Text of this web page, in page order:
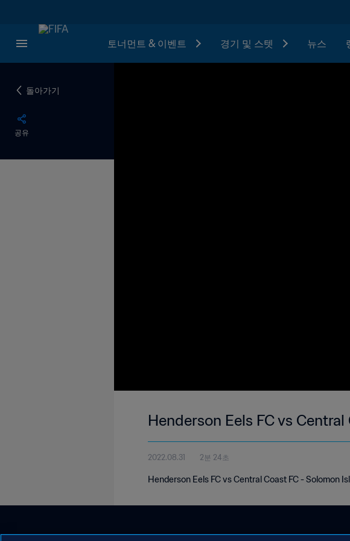
토너먼트 & 이벤트 경기 및 스텟 뉴스
돌아가기
공유
Henderson Eels FC vs Central
2022.08.31 2분 24초
Henderson Eels FC vs Central Coast FC - Solomon